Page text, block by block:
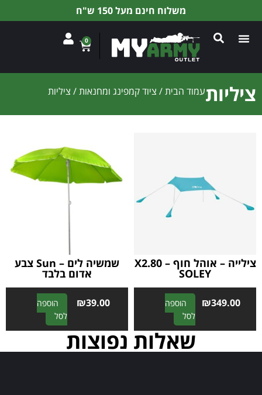
משלוח חינם מעל 150 ש"ח
0
ציליותעמוד הבית/ ציוד קמפינג ומחנאות/ ציליות
צילייה – אוהל חוף X2.80 –
SOLEY
₪349.00
הוספה
לסל
A
l
t
e
שמשיה לים – Sun צבע
אדום בלבד
₪39.00
הוספה
לסל
A
l
e
שאלות נפוצות